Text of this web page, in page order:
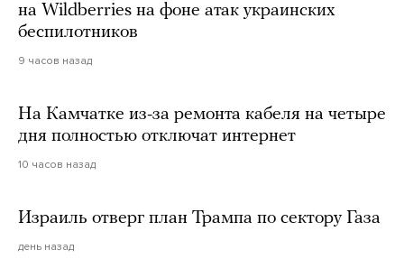
на Wildberries на фоне атак украинских
беспилотников
9 часов назад
На Камчатке из-за ремонта кабеля на четыре
дня полностью отключат интернет
10 часов назад
Израиль отверг план Трампа по сектору Газа
день назад